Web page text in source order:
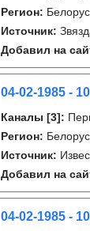
Регион:
Источник:
Добавил на
04-02-1985 -
Каналы [3]:
Регион:
Источник:
Добавил на
04-02-1985 -